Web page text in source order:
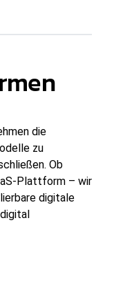
die
zu
Ob
Plattform – wir
digitale